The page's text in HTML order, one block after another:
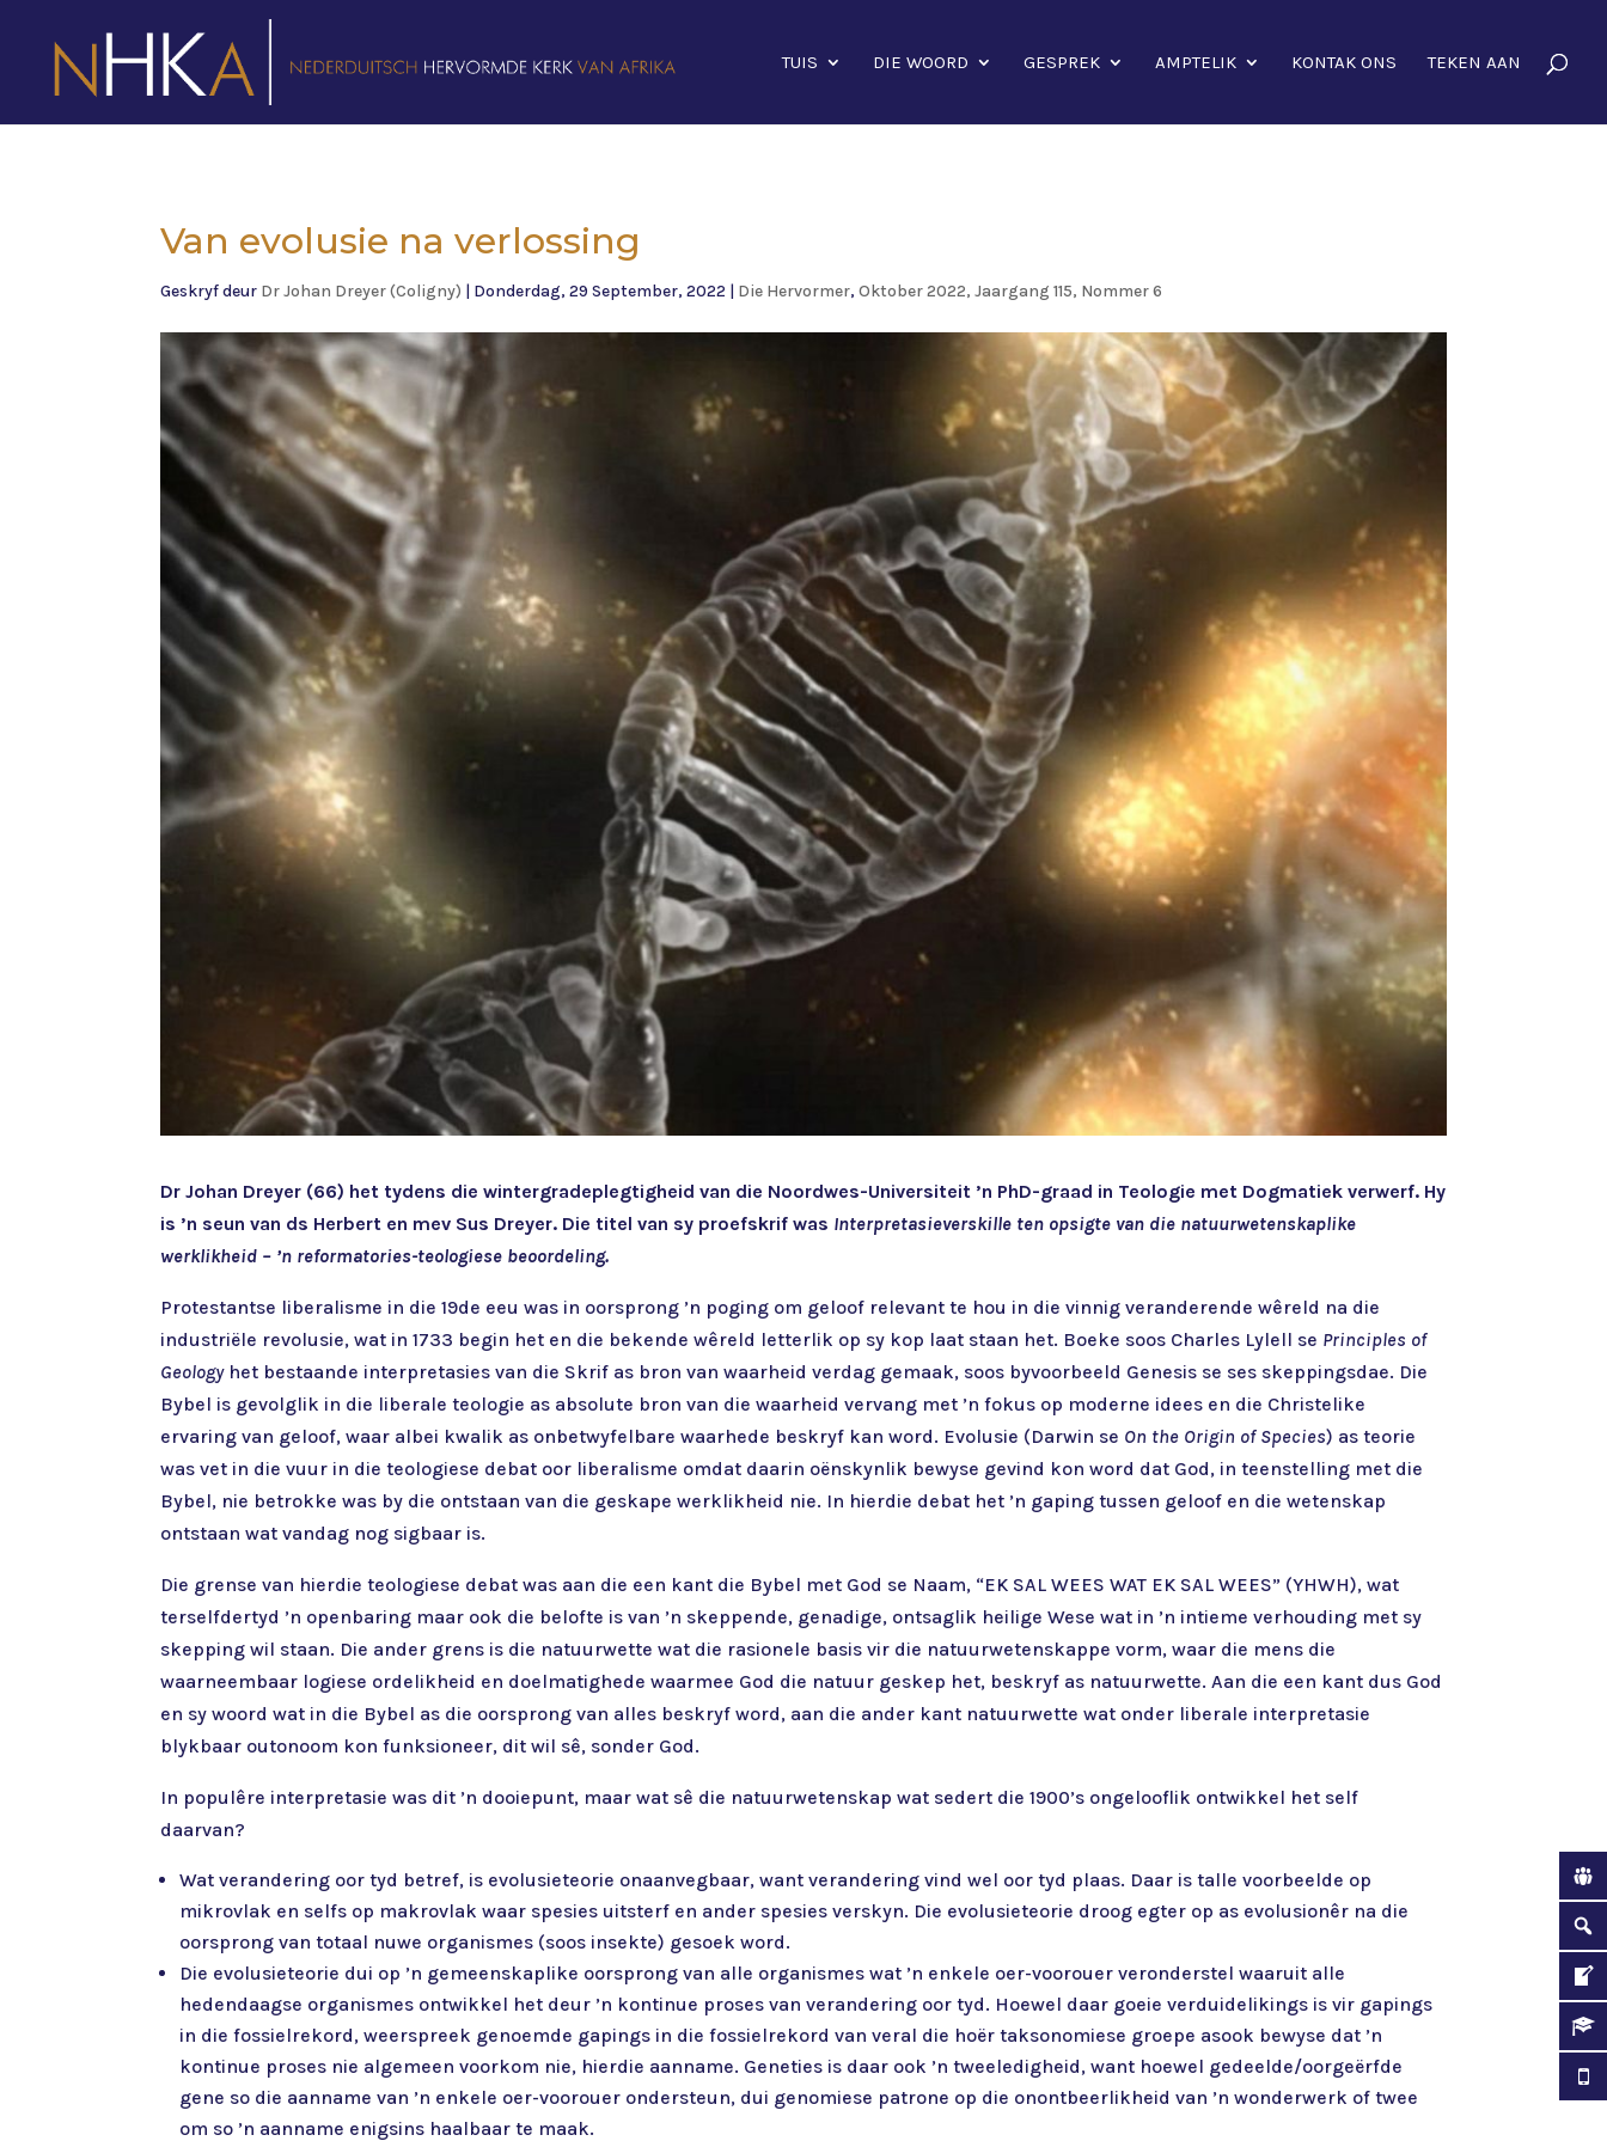
TUIS DIE WOORD GESPREK AMPTELIK KONTAK ONS TEKEN AAN
Van evolusie na verlossing
Geskryf deur Dr Johan Dreyer (Coligny) | Donderdag, 29 September, 2022 | Die Hervormer,Oktober 2022, Jaargang 115, Nommer 6
Dr Johan Dreyer (66) het tydens die wintergradeplegtigheid van die Noordwes-Universiteit ’n PhD-graad in Teologie met Dogmatiek verwerf. Hy
is ’n seun van ds Herbert en mev Sus Dreyer. Die titel van sy proefskrif was Interpretasieverskille ten opsigte van die natuurwetenskaplike
werklikheid – ’n reformatories-teologiese beoordeling.
Protestantse liberalisme in die 19de eeu was in oorsprong ’n poging om geloof relevant te hou in die vinnig veranderende wêreld na die
industriële revolusie, wat in 1733 begin het en die bekende wêreld letterlik op sy kop laat staan het. Boeke soos Charles Lylell se Principles of
Geologyhet bestaande interpretasies van die Skrif as bron van waarheid verdag gemaak, soos byvoorbeeld Genesis se ses skeppingsdae. Die
Bybel is gevolglik in die liberale teologie as absolute bron van die waarheid vervang met ’n fokus op moderne idees en die Christelike
ervaring van geloof, waar albei kwalik as onbetwyfelbare waarhede beskryf kan word. Evolusie (Darwin se On the Origin of Species) as teorie
was vet in die vuur in die teologiese debat oor liberalisme omdat daarin oënskynlik bewyse gevind kon word dat God, in teenstelling met die
Bybel, nie betrokke was by die ontstaan van die geskape werklikheid nie. In hierdie debat het ’n gaping tussen geloof en die wetenskap
ontstaan wat vandag nog sigbaar is.
Die grense van hierdie teologiese debat was aan die een kant die Bybel met God se Naam, “EK SAL WEES WAT EK SAL WEES” (YHWH), wat
terselfdertyd ’n openbaring maar ook die belofte is van ’n skeppende, genadige, ontsaglik heilige Wese wat in ’n intieme verhouding met sy
skepping wil staan. Die ander grens is die natuurwette wat die rasionele basis vir die natuurwetenskappe vorm, waar die mens die
waarneembaar logiese ordelikheid en doelmatighede waarmee God die natuur geskep het, beskryf as natuurwette. Aan die een kant dus God
en sy woord wat in die Bybel as die oorsprong van alles beskryf word, aan die ander kant natuurwette wat onder liberale interpretasie
blykbaar outonoom kon funksioneer, dit wil sê, sonder God.
In populêre interpretasie was dit ’n dooiepunt, maar wat sê die natuurwetenskap wat sedert die 1900’s ongelooflik ontwikkel het self
daarvan?
Wat verandering oor tyd betref, is evolusieteorie onaanvegbaar, want verandering vind wel oor tyd plaas. Daar is talle voorbeelde op
mikrovlak en selfs op makrovlak waar spesies uitsterf en ander spesies verskyn. Die evolusieteorie droog egter op as evolusionêr na die
oorsprong van totaal nuwe organismes (soos insekte) gesoek word.
Die evolusieteorie dui op ’n gemeenskaplike oorsprong van alle organismes wat ’n enkele oer-voorouer veronderstel waaruit alle
hedendaagse organismes ontwikkel het deur ’n kontinue proses van verandering oor tyd. Hoewel daar goeie verduidelikings is vir gapings
in die fossielrekord, weerspreek genoemde gapings in die fossielrekord van veral die hoër taksonomiese groepe asook bewyse dat ’n
kontinue proses nie algemeen voorkom nie, hierdie aanname. Geneties is daar ook ’n tweeledigheid, want hoewel gedeelde/oorgeërfde
gene so die aanname van ’n enkele oer-voorouer ondersteun, dui genomiese patrone op die onontbeerlikheid van ’n wonderwerk of twee
om so ’n aanname enigsins haalbaar te maak.